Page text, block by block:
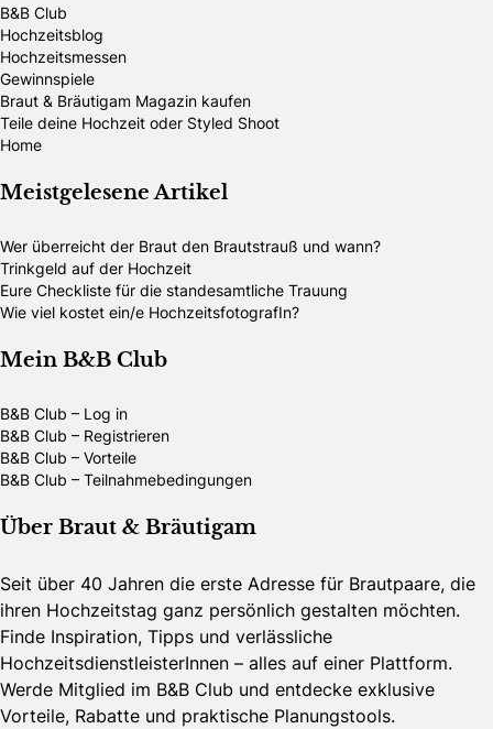
B&B Club
Hochzeitsblog
Hochzeitsmessen
Gewinnspiele
Braut & Bräutigam Magazin kaufen
Teile deine Hochzeit oder Styled Shoot
Home
Meistgelesene Artikel
Wer überreicht der Braut den Brautstrauß und wann?
Trinkgeld auf der Hochzeit
Eure Checkliste für die standesamtliche Trauung
Wie viel kostet ein/e HochzeitsfotografIn?
Mein B&B Club
B&B Club – Log in
B&B Club – Registrieren
B&B Club – Vorteile
B&B Club – Teilnahmebedingungen
Über Braut & Bräutigam
Seit über 40 Jahren die erste Adresse für Brautpaare, die
ihren Hochzeitstag ganz persönlich gestalten möchten.
Finde Inspiration, Tipps und verlässliche
HochzeitsdienstleisterInnen – alles auf einer Plattform.
Werde Mitglied im B&B Club und entdecke exklusive
Vorteile, Rabatte und praktische Planungstools.